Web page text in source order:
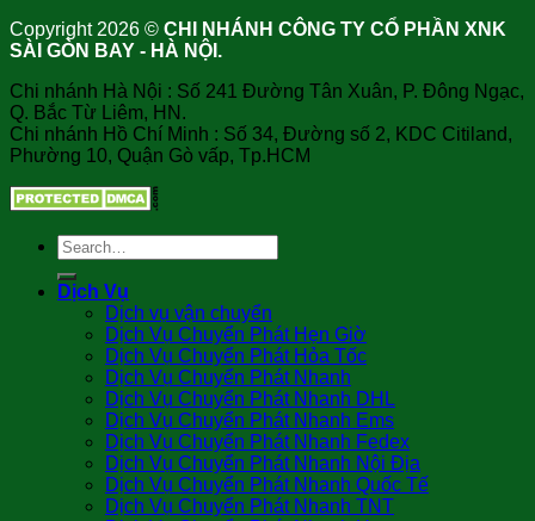
Copyright 2026 © CHI NHÁNH CÔNG TY CỔ PHẦN XNK
SÀI GÒN BAY - HÀ NỘI.
Chi nhánh Hà Nội : Số 241 Đường Tân Xuân, P. Đông Ngạc,
Q. Bắc Từ Liêm, HN.
Chi nhánh Hồ Chí Minh : Số 34, Đường số 2, KDC Citiland,
Phường 10, Quận Gò vấp, Tp.HCM
Dịch Vụ
Dịch vụ vận chuyển
Dịch Vụ Chuyển Phát Hẹn Giờ
Dịch Vụ Chuyển Phát Hỏa Tốc
Dịch Vụ Chuyển Phát Nhanh
Dịch Vụ Chuyển Phát Nhanh DHL
Dịch Vụ Chuyển Phát Nhanh Ems
Dịch Vụ Chuyển Phát Nhanh Fedex
Dịch Vụ Chuyển Phát Nhanh Nội Địa
Dịch Vụ Chuyển Phát Nhanh Quốc Tế
Dịch Vụ Chuyển Phát Nhanh TNT